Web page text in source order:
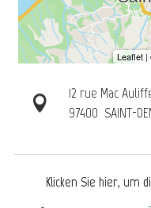
12 rue Mac
97400 SAINT-
Klicken Sie hier, um